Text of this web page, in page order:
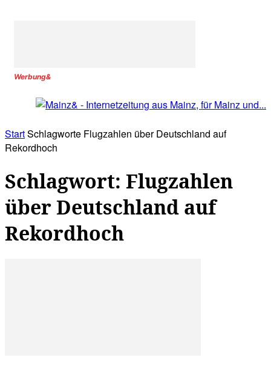
Werbung&
StartSchlagworte Flugzahlen über Deutschland auf
Rekordhoch
Schlagwort: Flugzahlen
über Deutschland auf
Rekordhoch